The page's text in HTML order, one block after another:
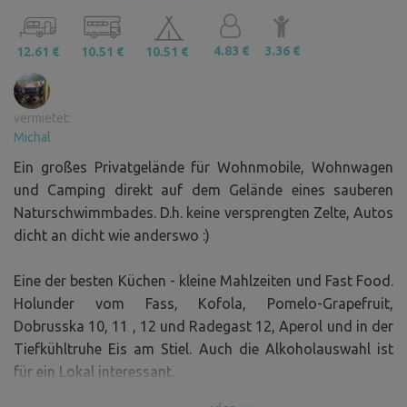
12.61 € 10.51 € 10.51 € 4.83 € 3.36 €
vermietet:
Michal
Ein großes Privatgelände für Wohnmobile, Wohnwagen
und Camping direkt auf dem Gelände eines sauberen
Naturschwimmbades. D.h. keine versprengten Zelte, Autos
dicht an dicht wie anderswo :)
Eine der besten Küchen - kleine Mahlzeiten und Fast Food.
Holunder vom Fass, Kofola, Pomelo-Grapefruit,
Dobrusska 10, 11 , 12 und Radegast 12, Aperol und in der
Tiefkühltruhe Eis am Stiel. Auch die Alkoholauswahl ist
für ein Lokal interessant.